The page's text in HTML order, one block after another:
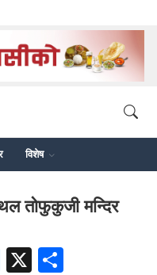
विशेष
तोफुकुजी मन्दिर
Messenger
X